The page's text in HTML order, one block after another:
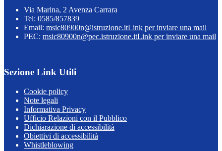
Via Marina, 2 Avenza Carrara
Tel: 0585/857839
Email: msic80900n@istruzione.itLink per inviare una mail
PEC: msic80900n@pec.istruzione.itLink per inviare una mail
Sezione Link Utili
Cookie policy
Note legali
Informativa Privacy
Ufficio Relazioni con il Pubblico
Dichiarazione di accessibilità
Obiettivi di accessibilità
Whistleblowing